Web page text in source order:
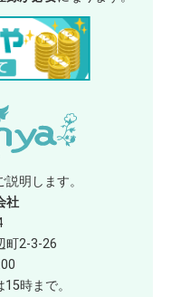
明します。
社
町2-3-26
時まで。